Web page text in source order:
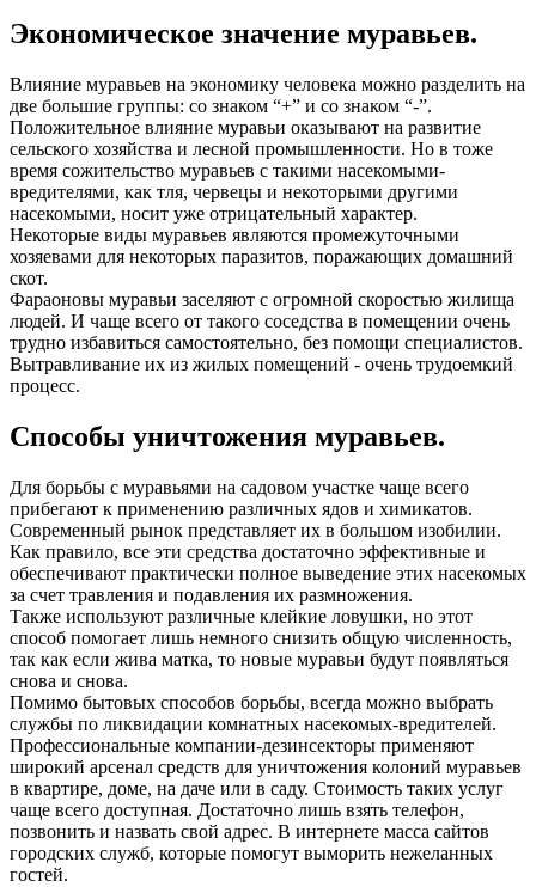
Экономическое значение муравьев.
Влияние муравьев на экономику человека можно разделить на
две большие группы: со знаком “+” и со знаком “-”.
Положительное влияние муравьи оказывают на развитие
сельского хозяйства и лесной промышленности. Но в тоже
время сожительство муравьев с такими насекомыми-
вредителями, как тля, червецы и некоторыми другими
насекомыми, носит уже отрицательный характер.
Некоторые виды муравьев являются промежуточными
хозяевами для некоторых паразитов, поражающих домашний
скот.
Фараоновы муравьи заселяют с огромной скоростью жилища
людей. И чаще всего от такого соседства в помещении очень
трудно избавиться самостоятельно, без помощи специалистов.
Вытравливание их из жилых помещений - очень трудоемкий
процесс.
Способы уничтожения муравьев.
Для борьбы с муравьями на садовом участке чаще всего
прибегают к применению различных ядов и химикатов.
Современный рынок представляет их в большом изобилии.
Как правило, все эти средства достаточно эффективные и
обеспечивают практически полное выведение этих насекомых
за счет травления и подавления их размножения.
Также используют различные клейкие ловушки, но этот
способ помогает лишь немного снизить общую численность,
так как если жива матка, то новые муравьи будут появляться
снова и снова.
Помимо бытовых способов борьбы, всегда можно выбрать
службы по ликвидации комнатных насекомых-вредителей.
Профессиональные компании-дезинсекторы применяют
широкий арсенал средств для уничтожения колоний муравьев
в квартире, доме, на даче или в саду. Стоимость таких услуг
чаще всего доступная. Достаточно лишь взять телефон,
позвонить и назвать свой адрес. В интернете масса сайтов
городских служб, которые помогут выморить нежеланных
гостей.